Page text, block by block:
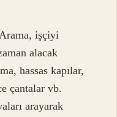
işçiyi
alacak
hassas kapılar,
çantalar vb.
arayarak